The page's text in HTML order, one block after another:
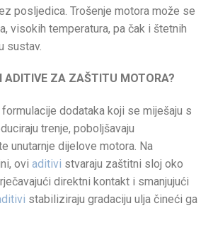
posljedica. Trošenje motora može se
visokih temperatura, pa čak i štetnih
sustav.
ADITIVE ZA ZAŠTITU MOTORA?
formulacije dodataka koji se miješaju s
trenje, poboljšavaju
unutarnje dijelove motora. Na
ovi aditivi stvaraju zaštitni sloj oko
direktni kontakt i smanjujući
stabiliziraju gradaciju ulja čineći ga